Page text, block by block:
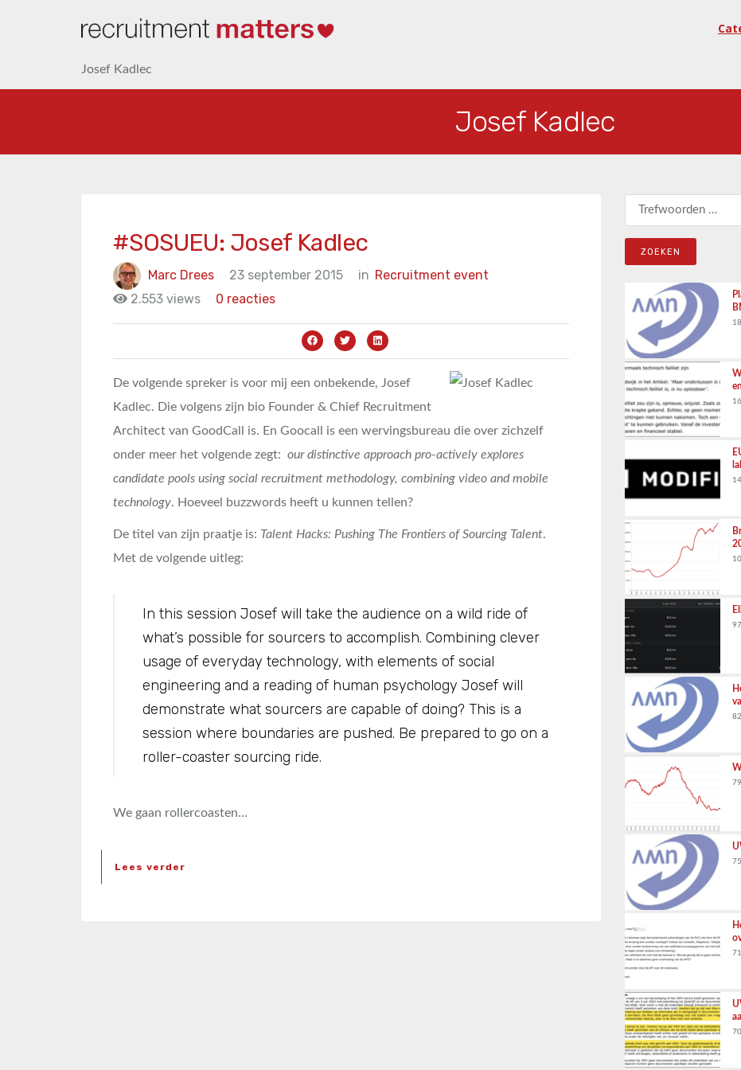
Josef Kadlec
Josef Kadlec
#SOSUEU: Josef Kadlec
Marc Drees 23 september 2015 in Recruitment event
2.553 views
0 reacties
De volgende spreker is voor mij een onbekende, Josef
Kadlec. Die volgens zijn bio Founder & Chief Recruitment
Architect van GoodCall is. En Goocall is een wervingsbureau die over zichzelf
onder meer het volgende zegt: our distinctive approach pro-actively explores
candidate pools using social recruitment methodology, combining video and mobile
technology. Hoeveel buzzwords heeft u kunnen tellen?
De titel van zijn praatje is: Talent Hacks: Pushing The Frontiers of Sourcing Talent.
Met de volgende uitleg:
In this session Josef will take the audience on a wild ride of
what’s possible for sourcers to accomplish. Combining clever
usage of everyday technology, with elements of social
engineering and a reading of human psychology Josef will
demonstrate what sourcers are capable of doing? This is a
session where boundaries are pushed. Be prepared to go on a
roller-coaster sourcing ride.
We gaan rollercoasten…
Lees verder
Zoeken naar: